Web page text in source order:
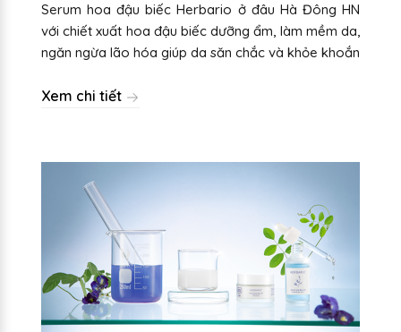
Serum hoa đậu biếc Herbario ở đâu Hà Đông HN
với chiết xuất hoa đậu biếc dưỡng ẩm, làm mềm da,
ngăn ngừa lão hóa giúp da săn chắc và khỏe khoắn
Xem chi tiết